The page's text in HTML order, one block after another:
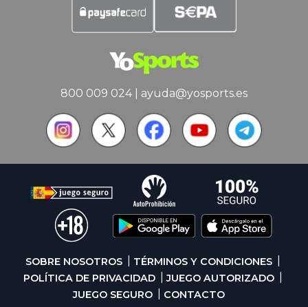
800 009 024| ayuda@yosports.es
SOBRE NOSOTROS
TÉRMINOS Y CONDICIONES
POLÍTICA DE PRIVACIDAD
JUEGO AUTORIZADO
JUEGO SEGURO
CONTACTO